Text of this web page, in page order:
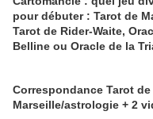
pour débuter : Tarot de
Tarot de Rider-Waite,
Correspondance Tarot de
Marseille/